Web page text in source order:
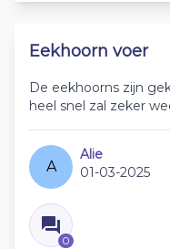
Eekhoorn voer
De eekhoorns zijn
heel snel zal zeker
A
Alie
01-03-2025
0